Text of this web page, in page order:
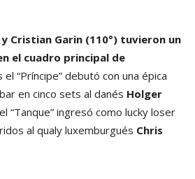
Cristian Garin (110°) tuvieron un
el cuadro principal de
el “Príncipe” debutó con una épica
en cinco sets al danés Holger
“Tanque” ingresó como lucky loser
al qualy luxemburgués Chris